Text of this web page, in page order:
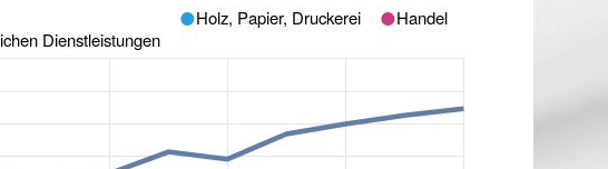
Holz, Papier, Druckerei
Handel
Dienstleistungen